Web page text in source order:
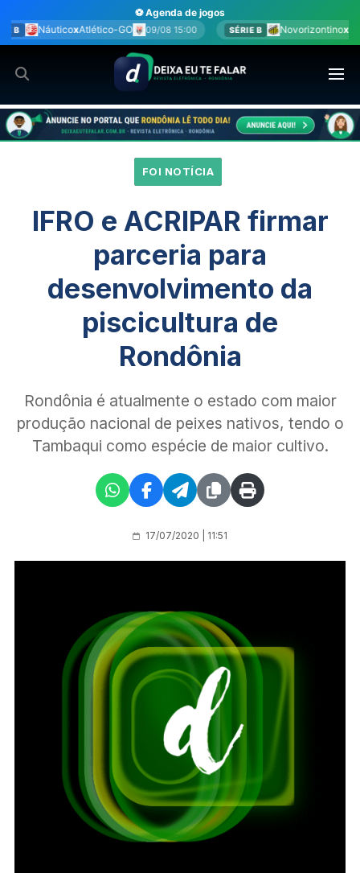
para
o
conteúdo
⚽ Agenda de jogos
GO
09/08 15:00 SÉRIE B NovorizontinoxJuventude 09/08 15:00
FOI NOTÍCIA
IFRO e ACRIPAR firmar
parceria para
desenvolvimento da
piscicultura de
Rondônia
Rondônia é atualmente o estado com maior
produção nacional de peixes nativos, tendo o
Tambaqui como espécie de maior cultivo.
17/07/2020 | 11:51